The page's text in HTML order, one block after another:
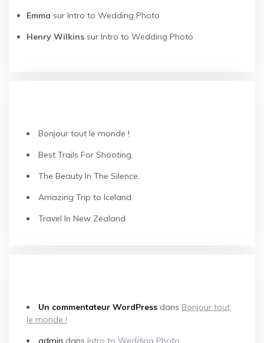
Emma sur Intro to Wedding Photo
Henry Wilkins sur Intro to Wedding Photo
Bonjour tout le monde !
Best Trails For Shooting.
The Beauty In The Silence.
Amazing Trip to Iceland.
Travel In New Zealand.
Un commentateur WordPress dans Bonjour tout
le monde !
admin dans Intro to Wedding Photo